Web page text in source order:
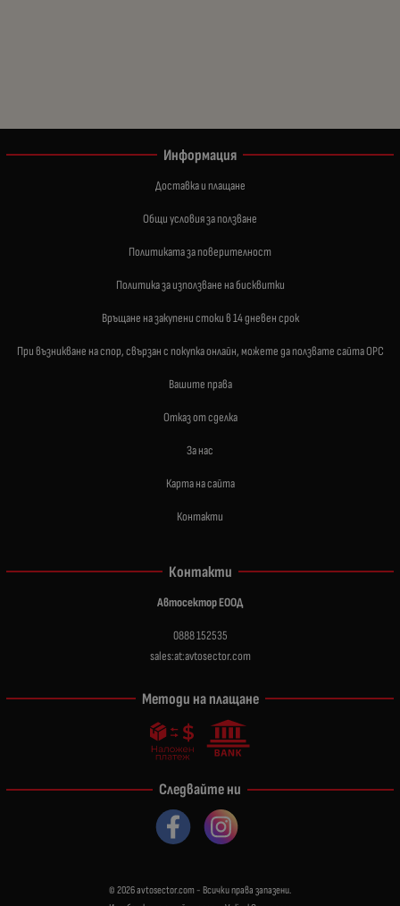
Информация
Доставка и плащане
Общи условия за ползване
Политиката за поверителност
Политика за използване на бисквитки
Връщане на закупени стоки в 14 дневен срок
При възникване на спор, свързан с покупка онлайн, можете да ползвате сайта ОРС
Вашите права
Отказ от сделка
За нас
Карта на сайта
Контакти
Контакти
Автосектор ЕООД
0888 152535
sales:at:avtosector.com
Методи на плащане
Следвайте ни
© 2026avtosector.com - Всички права запазени.